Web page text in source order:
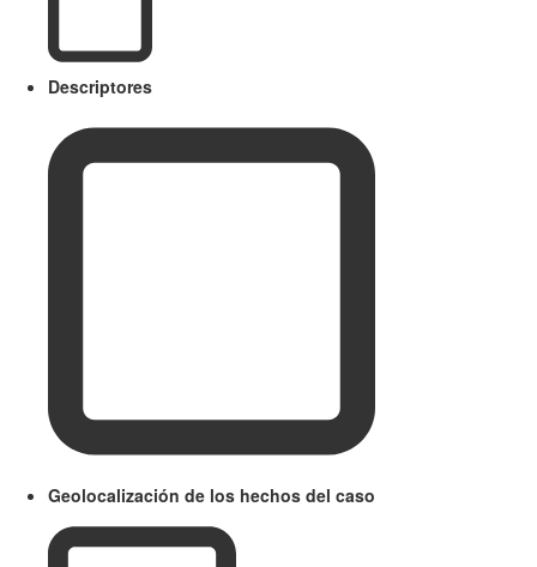
Descriptores
Geolocalización de los hechos del caso